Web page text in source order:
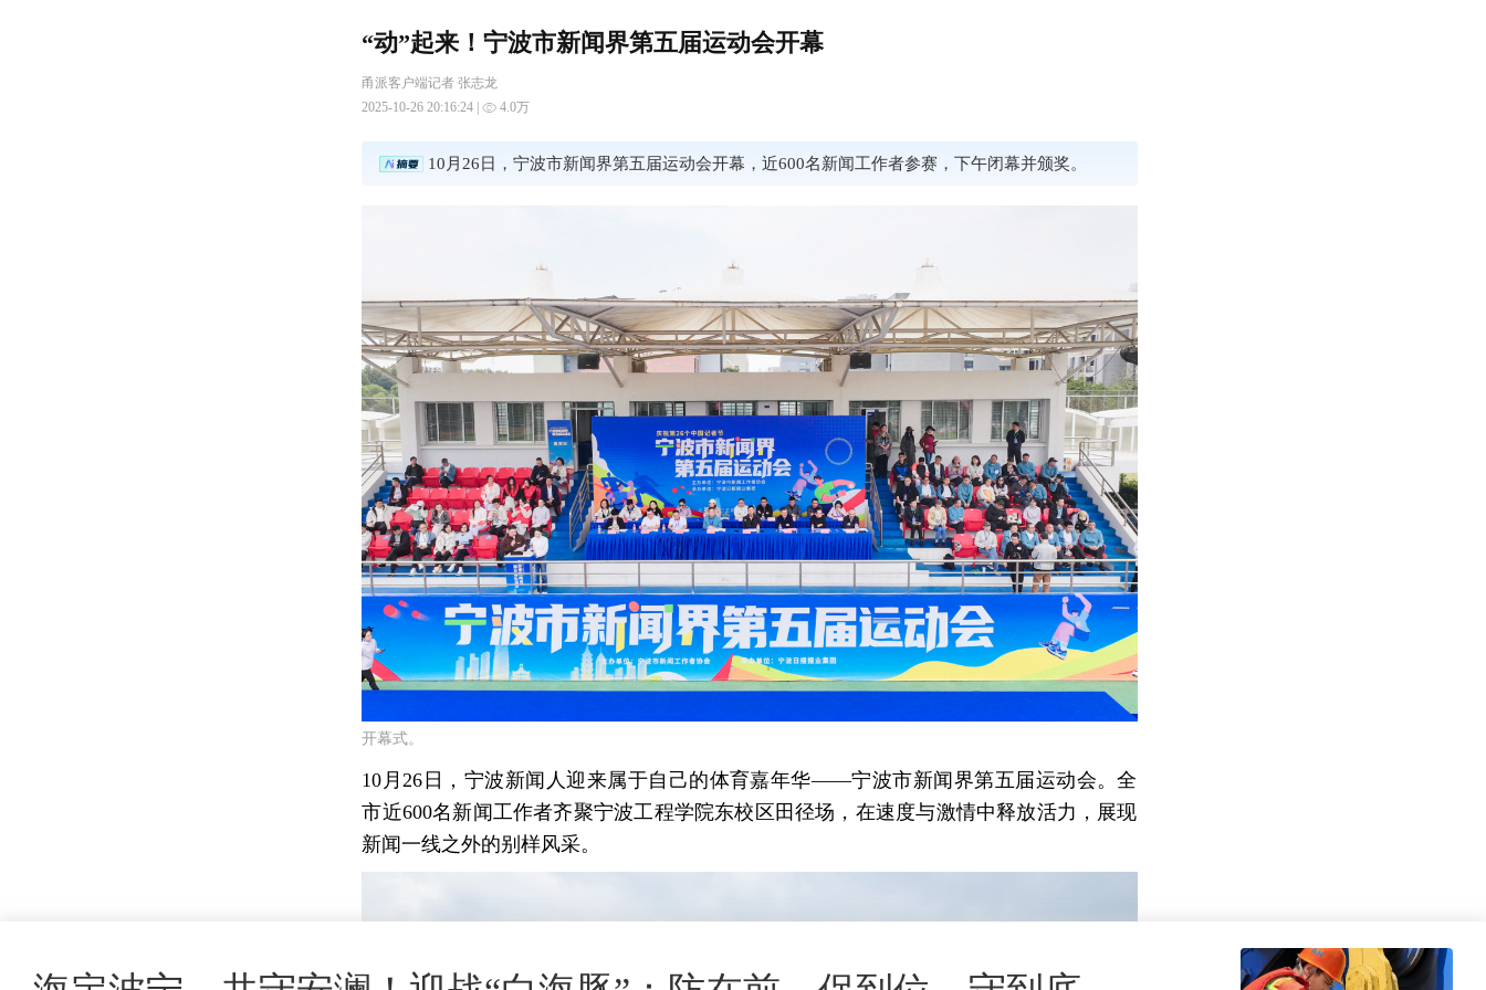
“动”起来！宁波市新闻界第五届运动会开幕
甬派客户端记者 张志龙
2025-10-26 20:16:24 |
4.0万
10月26日，宁波市新闻界第五届运动会开幕，近600名新闻工作者参赛，下午闭幕并颁奖。
开幕式。
10月26日，宁波新闻人迎来属于自己的体育嘉年华——宁波市新闻界第五届运动会。全
市近600名新闻工作者齐聚宁波工程学院东校区田径场，在速度与激情中释放活力，展现
新闻一线之外的别样风采。